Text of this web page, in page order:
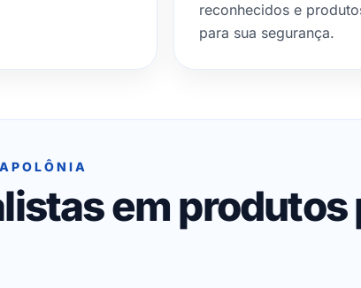
reconhecidos e
para sua segurança.
em produtos